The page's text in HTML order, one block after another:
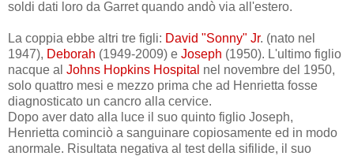
soldi dati loro da Garret quando andò via all'estero.
La coppia ebbe altri tre figli: David "Sonny" Jr. (nato nel
1947), Deborah (1949-2009) e Joseph (1950). L'ultimo figlio
nacque al Johns Hopkins Hospital nel novembre del 1950,
solo quattro mesi e mezzo prima che ad Henrietta fosse
diagnosticato un cancro alla cervice.
Dopo aver dato alla luce il suo quinto figlio Joseph,
Henrietta cominciò a sanguinare copiosamente ed in modo
anormale. Risultata negativa al test della sifilide, il suo